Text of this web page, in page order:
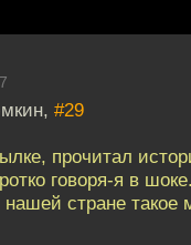
#29
прочитал
говоря-я в
стране такое